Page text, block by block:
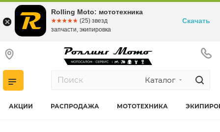
Каталог
АКЦИИ РАСПРОДАЖА МОТОТЕХНИКА
Rolling Moto: мототехника
☆☆☆☆☆
★★★★★ (25) звезд
запчасти, экипировка
Скачать